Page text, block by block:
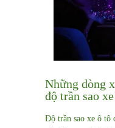
Những dòng
độ trần sao
Độ trần sao xe ô tô